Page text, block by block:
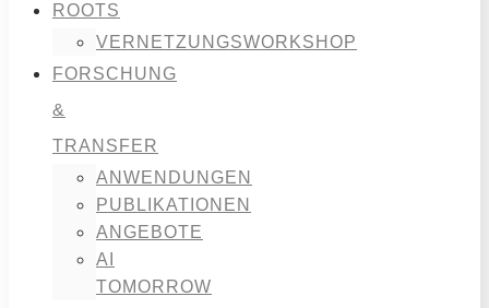
ROOTS
VERNETZUNGSWORKSHOP
FORSCHUNG
&
TRANSFER
ANWENDUNGEN
PUBLIKATIONEN
ANGEBOTE
AI
TOMORROW